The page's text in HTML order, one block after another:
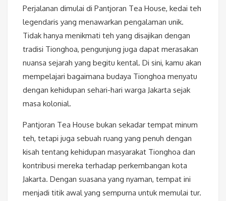
Perjalanan dimulai di Pantjoran Tea House, kedai teh
legendaris yang menawarkan pengalaman unik.
Tidak hanya menikmati teh yang disajikan dengan
tradisi Tionghoa, pengunjung juga dapat merasakan
nuansa sejarah yang begitu kental. Di sini, kamu akan
mempelajari bagaimana budaya Tionghoa menyatu
dengan kehidupan sehari-hari warga Jakarta sejak
masa kolonial.
Pantjoran Tea House bukan sekadar tempat minum
teh, tetapi juga sebuah ruang yang penuh dengan
kisah tentang kehidupan masyarakat Tionghoa dan
kontribusi mereka terhadap perkembangan kota
Jakarta. Dengan suasana yang nyaman, tempat ini
menjadi titik awal yang sempurna untuk memulai tur.